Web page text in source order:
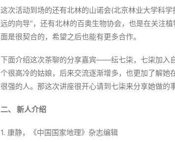
这次活动到场的还有北林的山诺会(北京林业大学科
远的向导”，还有北林的百奥生物协会，也是在关注
面是很契合的，希望之后也能有更多合作。
下面介绍这次茶聊的分享嘉宾——纭七柒，七柒加入
个很高冷的姑娘，后来交流逐渐增多，也更加了解
很强的人。那这次讲座很开心请到七柒来分享她做的事
二、 新人介绍
1. 康静，《中国国家地理》杂志编辑